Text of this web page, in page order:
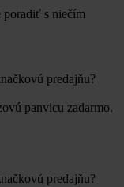
poradiť s niečím
predajňu?
panvicu zadarmo.
predajňu?